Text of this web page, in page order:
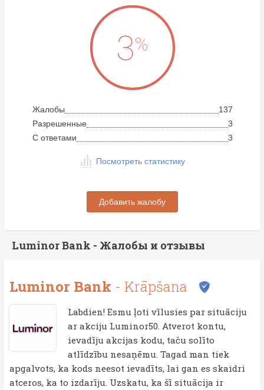
3%
Жалобы
137
Разрешенные
3
C ответами
3
Посмотреть статистику
Добавить жалобу
Luminor Bank - Жалобы и отзывы
Luminor Bank - Krāpšana
Labdien! Esmu ļoti vīlusies par situāciju
ar akciju Luminor50. Atverot kontu,
ievadīju akcijas kodu, taču solīto
atlīdzību nesaņēmu. Tagad man tiek
apgalvots, ka kods neesot ievadīts, lai gan es skaidri
atceros, ka to izdarīju. Uzskatu, ka šī situācija ir